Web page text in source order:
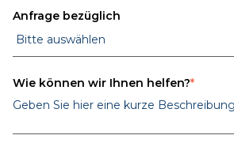
Anfrage bezüglich
Wie können wir Ihnen helfen?*